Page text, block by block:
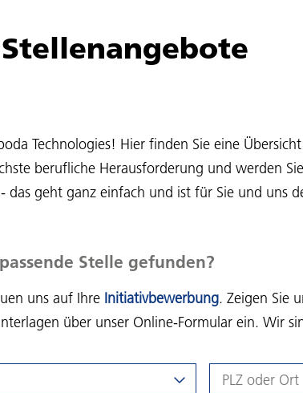
Technologies! Hier finden Sie eine
berufliche Herausforderung und werden
das geht ganz einfach und ist für Sie und uns
Stelle gefunden?
uns auf Ihre Initiativbewerbung. Zeigen Sie
über unser Online-Formular ein. Wir